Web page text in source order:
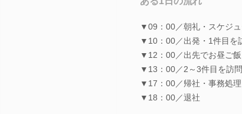
▼09：00／朝礼・スケジ
▼10：00／出発・1件目を
▼12：00／出先でお昼ご飯
▼13：00／2～3件目を訪問
▼17：00／帰社・事務処理
▼18：00／退社